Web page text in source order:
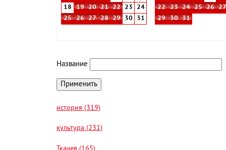
18
19 20 21 22 23
24
25
26 27 28 29 30 31
22
23 24 25 26 27
29
30 31
Название
история (319)
культура (231)
Ткачев (165)